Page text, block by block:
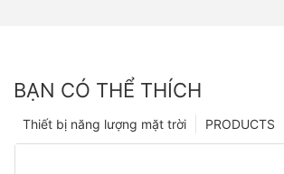
BẠN CÓ THỂ THÍCH
PRODUCTS
Thiết bị năng lượng mặt trời